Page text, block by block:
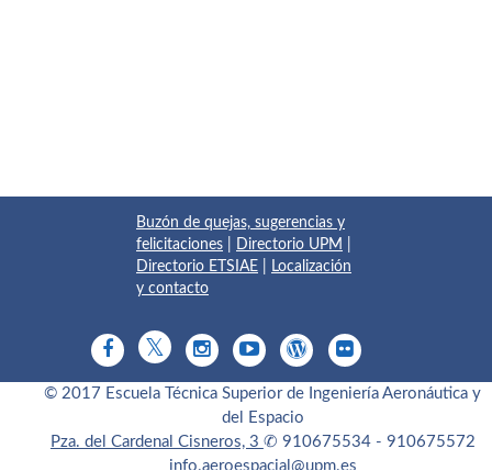
Buzón de quejas, sugerencias y
felicitaciones
Directorio UPM
Directorio ETSIAE
Localización
y contacto
© 2017 Escuela Técnica Superior de Ingeniería Aeronáutica y
del Espacio
Pza. del Cardenal Cisneros, 3 ✆ 910675534 - 910675572
info.aeroespacial@upm.es